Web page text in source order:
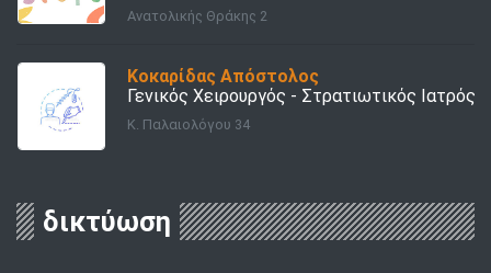
Ανατολικής Θράκης 2
Κοκαρίδας Απόστολος
Γενικός Χειρουργός - Στρατιωτικός Ιατρός
Κ. Παλαιολόγου 34
δικτύωση